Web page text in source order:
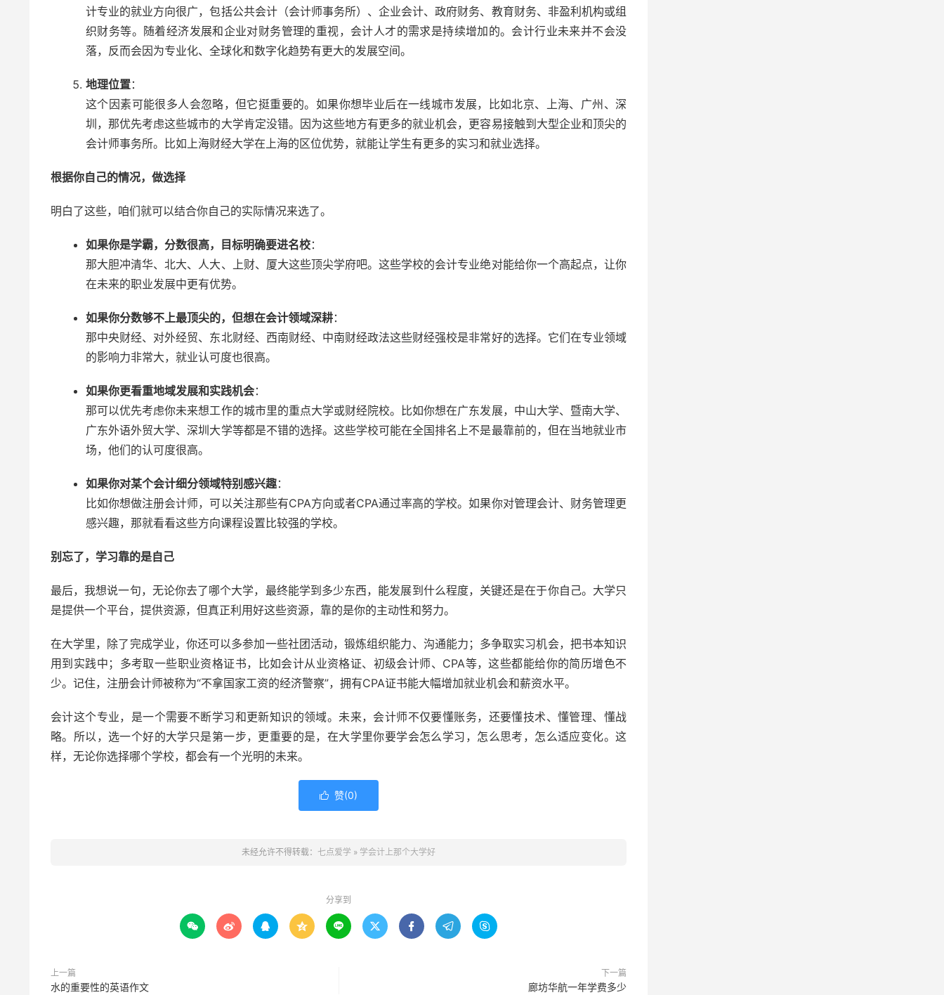
计专业的就业方向很广，包括公共会计（会计师事务所）、企业会计、政府财务、教育财务、非盈利机构或组
织财务等。随着经济发展和企业对财务管理的重视，会计人才的需求是持续增加的。会计行业未来并不会没
落，反而会因为专业化、全球化和数字化趋势有更大的发展空间。
地理位置：
这个因素可能很多人会忽略，但它挺重要的。如果你想毕业后在一线城市发展，比如北京、上海、广州、深
圳，那优先考虑这些城市的大学肯定没错。因为这些地方有更多的就业机会，更容易接触到大型企业和顶尖的
会计师事务所。比如上海财经大学在上海的区位优势，就能让学生有更多的实习和就业选择。
根据你自己的情况，做选择
明白了这些，咱们就可以结合你自己的实际情况来选了。
如果你是学霸，分数很高，目标明确要进名校：
那大胆冲清华、北大、人大、上财、厦大这些顶尖学府吧。这些学校的会计专业绝对能给你一个高起点，让你
在未来的职业发展中更有优势。
如果你分数够不上最顶尖的，但想在会计领域深耕：
那中央财经、对外经贸、东北财经、西南财经、中南财经政法这些财经强校是非常好的选择。它们在专业领域
的影响力非常大，就业认可度也很高。
如果你更看重地域发展和实践机会：
那可以优先考虑你未来想工作的城市里的重点大学或财经院校。比如你想在广东发展，中山大学、暨南大学、
广东外语外贸大学、深圳大学等都是不错的选择。这些学校可能在全国排名上不是最靠前的，但在当地就业市
场，他们的认可度很高。
如果你对某个会计细分领域特别感兴趣：
比如你想做注册会计师，可以关注那些有CPA方向或者CPA通过率高的学校。如果你对管理会计、财务管理更
感兴趣，那就看看这些方向课程设置比较强的学校。
别忘了，学习靠的是自己
最后，我想说一句，无论你去了哪个大学，最终能学到多少东西，能发展到什么程度，关键还是在于你自己。大学只
是提供一个平台，提供资源，但真正利用好这些资源，靠的是你的主动性和努力。
在大学里，除了完成学业，你还可以多参加一些社团活动，锻炼组织能力、沟通能力；多争取实习机会，把书本知识
用到实践中；多考取一些职业资格证书，比如会计从业资格证、初级会计师、CPA等，这些都能给你的简历增色不
少。记住，注册会计师被称为“不拿国家工资的经济警察”，拥有CPA证书能大幅增加就业机会和薪资水平。
会计这个专业，是一个需要不断学习和更新知识的领域。未来，会计师不仅要懂账务，还要懂技术、懂管理、懂战
略。所以，选一个好的大学只是第一步，更重要的是，在大学里你要学会怎么学习，怎么思考，怎么适应变化。这
样，无论你选择哪个学校，都会有一个光明的未来。
 赞(0)
未经允许不得转载： 七点爱学 » 学会计上那个大学好
分享到
        
上一篇
水的重要性的英语作文
下一篇
廊坊华航一年学费多少